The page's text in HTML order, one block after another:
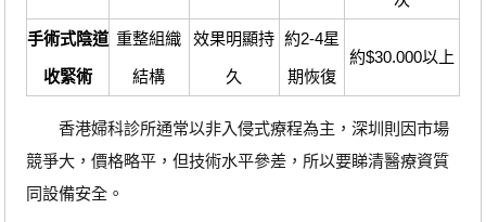
手術式陰道
收緊術
重整組織
結構
效果明顯持
久
約2-4星
期恢復
約$30.000以上
香港婦科診所通常以非入侵式療程為主，深圳則因市場
競爭大，價格略平，但技術水平參差，所以要睇清醫療資質
同設備安全。